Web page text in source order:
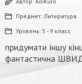
Предмет: Литература
Уровень: 5 - 9 класс
придумати іншу
фантастична​